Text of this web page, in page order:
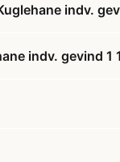
indv.
indv. gevind 1